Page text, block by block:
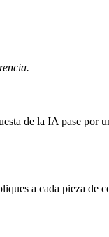
de la IA pase
a cada pieza de